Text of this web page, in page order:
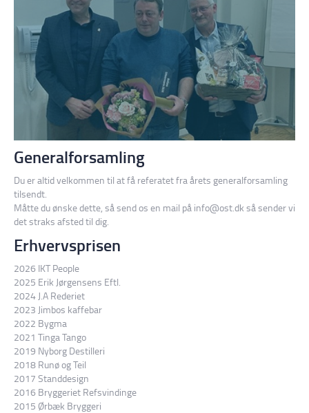
Generalforsamling
Du er altid velkommen til at få referatet fra årets generalforsamling
tilsendt.
Måtte du ønske dette, så send os en mail på info@ost.dk så sender vi
det straks afsted til dig.
Erhvervsprisen
2026 IKT People
2025 Erik Jørgensens Eftl.
2024 J.A Rederiet
2023 Jimbos kaffebar
2022 Bygma
2021 Tinga Tango
2019 Nyborg Destilleri
2018 Runø og Teil
2017 Standdesign
2016 Bryggeriet Refsvindinge
2015 Ørbæk Bryggeri